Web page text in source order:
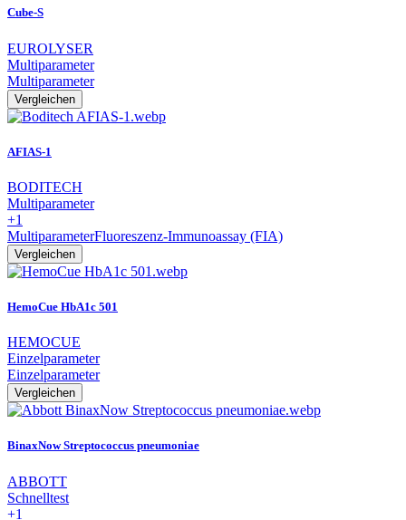
Cube-S
EUROLYSER
Multiparameter
Multiparameter
Vergleichen
AFIAS-1
BODITECH
Multiparameter
+1
MultiparameterFluoreszenz-Immunoassay (FIA)
Vergleichen
HemoCue HbA1c 501
HEMOCUE
Einzelparameter
Einzelparameter
Vergleichen
BinaxNow Streptococcus pneumoniae
ABBOTT
Schnelltest
+1